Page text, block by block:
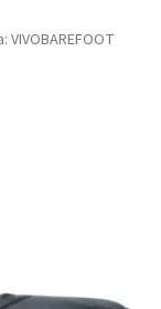
VIVOBAREFOOT